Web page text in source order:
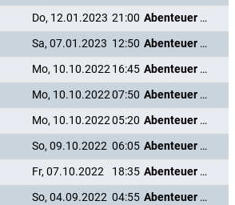
Do, 12.01.2023 21:00
Abenteuer Karibik
Sa, 07.01.2023 12:50
Abenteuer Karibik
Mo, 10.10.202216:45
Abenteuer Karibik
Mo, 10.10.202207:50
Abenteuer Karibik
Mo, 10.10.202205:20
Abenteuer Karibik
So, 09.10.2022 06:05
Abenteuer Karibik
Fr, 07.10.2022 18:35
Abenteuer Karibik
So, 04.09.2022 04:55
Abenteuer Karibik